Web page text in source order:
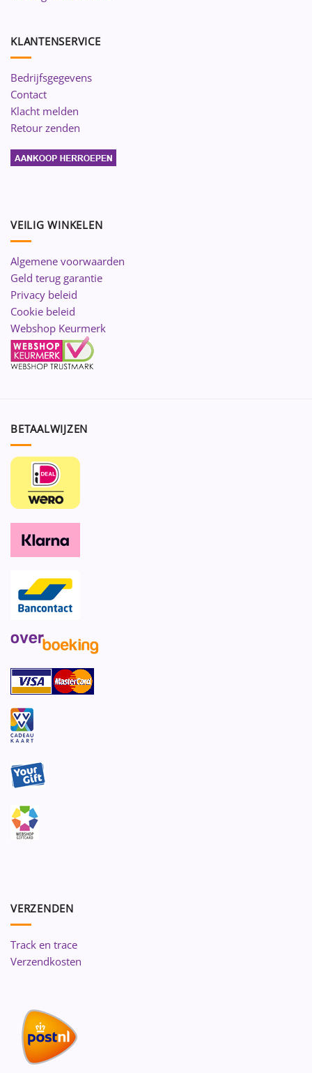
KLANTENSERVICE
Bedrijfsgegevens
Contact
Klacht melden
Retour zenden
VEILIG WINKELEN
Algemene voorwaarden
Geld terug garantie
Privacy beleid
Cookie beleid
Webshop Keurmerk
BETAALWIJZEN
VERZENDEN
Track en trace
Verzendkosten